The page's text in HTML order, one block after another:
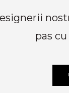
pas